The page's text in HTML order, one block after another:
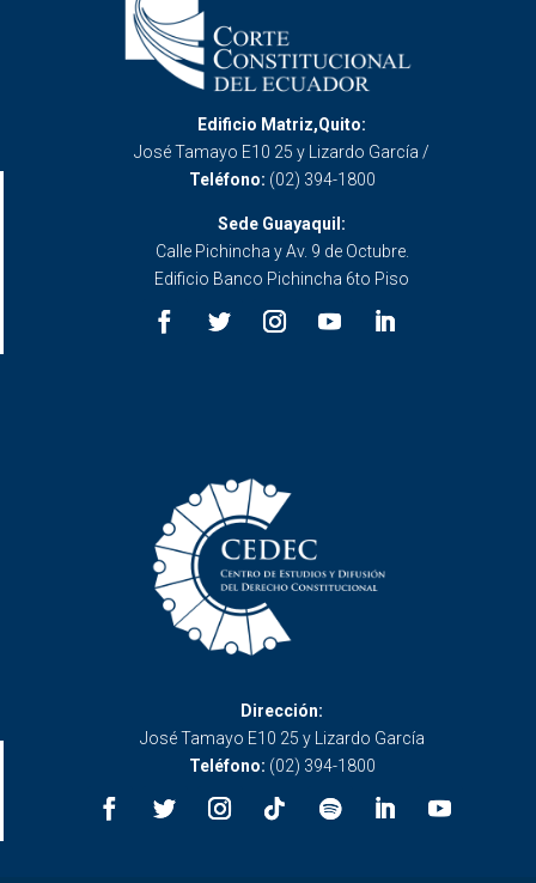
Edificio Matriz,Quito:
José Tamayo E10 25 y Lizardo García /
Teléfono: (02) 394-1800
Sede Guayaquil:
Calle Pichincha y Av. 9 de Octubre.
Edificio Banco Pichincha 6to Piso
Dirección:
José Tamayo E10 25 y Lizardo García
Teléfono: (02) 394-1800